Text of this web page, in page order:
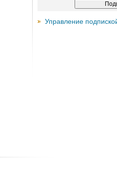
Управление